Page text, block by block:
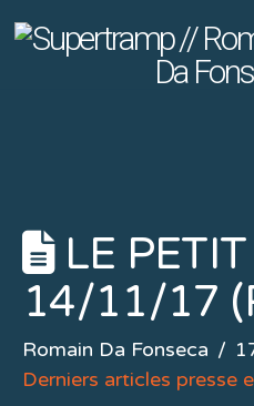
LE
14/11/17
Romain Da Fonseca
Derniers articles presse